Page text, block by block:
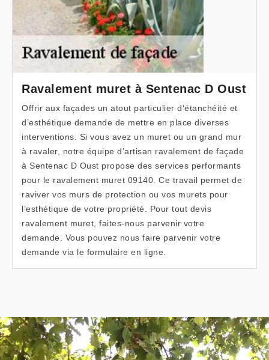
Ravalement muret à Sentenac D Oust
Offrir aux façades un atout particulier d’étanchéité et
d’esthétique demande de mettre en place diverses
interventions. Si vous avez un muret ou un grand mur
à ravaler, notre équipe d’artisan ravalement de façade
à Sentenac D Oust propose des services performants
pour le ravalement muret 09140. Ce travail permet de
raviver vos murs de protection ou vos murets pour
l’esthétique de votre propriété. Pour tout devis
ravalement muret, faites-nous parvenir votre
demande. Vous pouvez nous faire parvenir votre
demande via le formulaire en ligne.